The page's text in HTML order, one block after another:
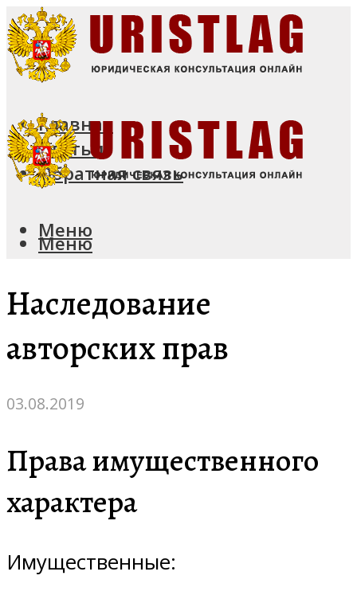
Главная
Статьи
Обратная связь
Меню
Меню
Наследование
авторских прав
03.08.2019
Права имущественного
характера
Имущественные: